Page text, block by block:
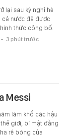
lại sau kỳ nghỉ hè
cả nước đã được
thức công bố.
- 3 phút trước
Messi
làm khổ các hậu
giới, bí mật đằng
rê bóng của